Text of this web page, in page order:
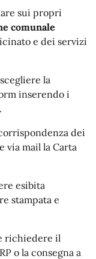
sui propri
comunale
e dei servizi
la
inserendo i
dei
via mail la Carta
esibita
stampata e
richiedere il
o la consegna a